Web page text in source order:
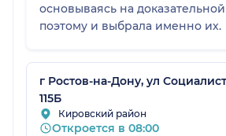
основываясь на
поэтому и выбрала именно их.
г Ростов-на-Дону, ул
115Б
Кировский район
Откроется в 08:00